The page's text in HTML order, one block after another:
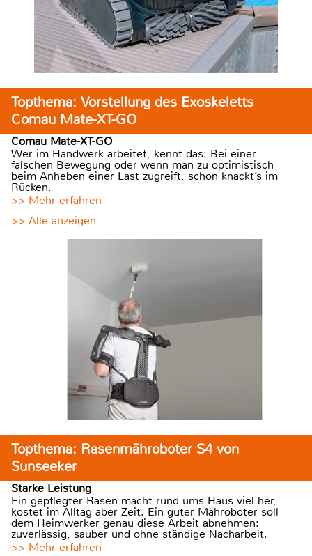
Topthema: Vorstellung des Exoskeletts
Comau Mate-XT-GO
Comau Mate-XT-GO
Wer im Handwerk arbeitet, kennt das: Bei einer
falschen Bewegung oder wenn man zu optimistisch
beim Anheben einer Last zugreift, schon knackt’s im
Rücken.
>> Mehr erfahren
>> Alle anzeigen
Topthema: Rasenmähroboter S4 von
Sunseeker
Starke Leistung
Ein gepflegter Rasen macht rund ums Haus viel her,
kostet im Alltag aber Zeit. Ein guter Mähroboter soll
dem Heimwerker genau diese Arbeit abnehmen:
zuverlässig, sauber und ohne ständige Nacharbeit.
>> Mehr erfahren